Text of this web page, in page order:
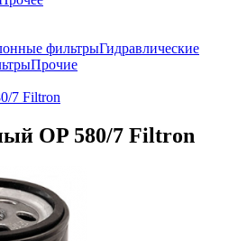
фильтрыГидравлические
Прочие
7 Filtron
OP 580/7 Filtron